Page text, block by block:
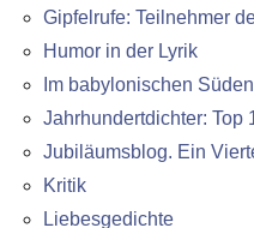
Gipfelrufe: Teilnehmer
Humor in der Lyrik
Im babylonischen
Jahrhundertdichter: Top
Jubiläumsblog. Ein
Kritik
Liebesgedichte